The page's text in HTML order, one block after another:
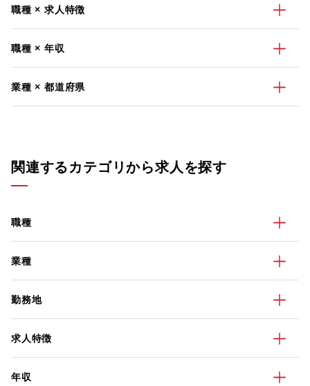
職種 × 求人特徴
職種 × 年収
業種 × 都道府県
関連するカテゴリから求人を探す
職種
業種
勤務地
求人特徴
年収